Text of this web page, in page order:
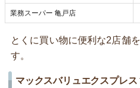
業務スーパー 亀戸店
とくに買い物に便利な2店舗
す。
マックスバリュエクスプレ